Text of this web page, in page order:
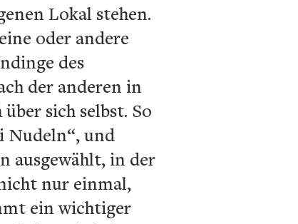
Lokal stehen.
oder andere
des
der anderen in
sich selbst. So
Nudeln“, und
ausgewählt, in der
nur einmal,
ein wichtiger